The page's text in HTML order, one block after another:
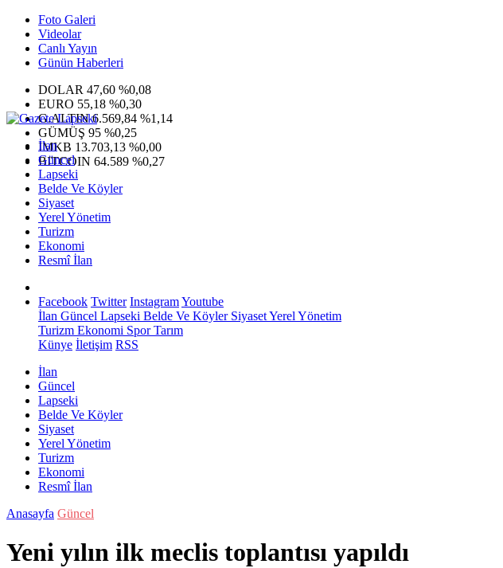
Foto Galeri
Videolar
Canlı Yayın
Günün Haberleri
DOLAR 47,60 %0,08
EURO 55,18 %0,30
G.ALTIN6.569,84 %1,14
GÜMÜŞ 95 %0,25
IMKB 13.703,13 %0,00
BITCOIN 64.589 %0,27
İlan
Güncel
Lapseki
Belde Ve Köyler
Siyaset
Yerel Yönetim
Turizm
Ekonomi
Resmî İlan
Facebook Twitter InstagramYoutube
İlan Güncel Lapseki Belde Ve KöylerSiyasetYerel Yönetim
Turizm Ekonomi SporTarım
Künye İletişim RSS
İlan
Güncel
Lapseki
Belde Ve Köyler
Siyaset
Yerel Yönetim
Turizm
Ekonomi
Resmî İlan
Anasayfa Güncel
Yeni yılın ilk meclis toplantısı yapıldı